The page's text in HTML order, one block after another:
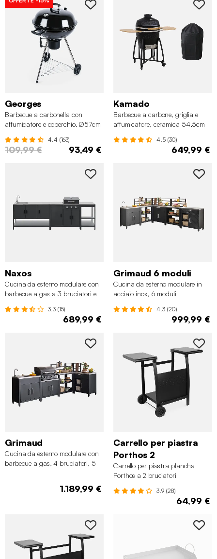
Georges
Barbecue a carbonella con
affumicatore e coperchio, Ø57cm
4.4 (163)
109,99 € 93,49 €
Kamado
Barbecue a carbone, griglia e
affumicatore, ceramica 54,5cm
4.5 (30)
649,99 €
Naxos
Cucina da esterno modulare con
barbecue a gas a 3 bruciatori e
3.3 (15)
689,99 €
Grimaud 6 moduli
Cucina da esterno modulare in
acciaio inox, 6 moduli
4.3 (20)
999,99 €
Grimaud
Cucina da esterno modulare con
barbecue a gas, 4 bruciatori, 5
1.189,99 €
Carrello per piastra
Porthos 2
Carrello per piastra plancha
Porthos a 2 bruciatori
3.9 (28)
64,99 €